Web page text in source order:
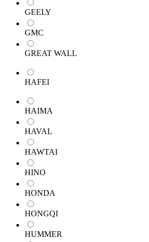
GEELY
GMC
GREAT WALL
HAFEI
HAIMA
HAVAL
HAWTAI
HINO
HONDA
HONGQI
HUMMER